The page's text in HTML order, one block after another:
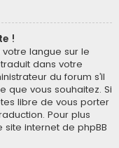
!
votre langue sur le
dans votre
du forum s’il
que vous souhaitez. Si
libre de vous porter
Pour plus
site internet de phpBB